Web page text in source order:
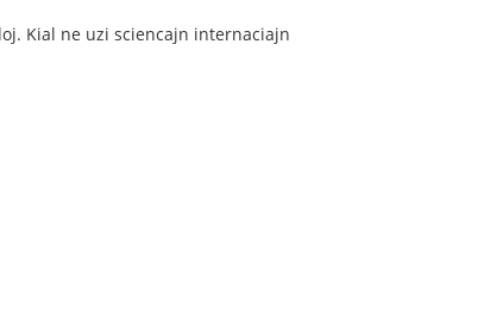
Kial ne uzi sciencajn internaciajn